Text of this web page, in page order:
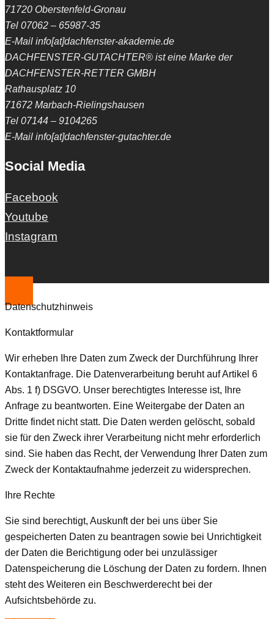
71720 Oberstenfeld-Gronau
Tel 07062 – 65987-35
E-Mail info[at]dachfenster-akademie.de
DACHFENSTER-GUTACHTER® ist eine Marke der
DACHFENSTER-RETTER GMBH
Rathausplatz 10
71672 Marbach-Rielingshausen
Tel 07144 – 9104265
E-Mail info[at]dachfenster-gutachter.de
Social Media
Facebook
Youtube
Instagram
Datenschutzhinweis
Kontaktformular
Wir erheben Ihre Daten zum Zweck der Durchführung Ihrer
Kontaktanfrage. Die Datenverarbeitung beruht auf Artikel 6
Abs. 1 f) DSGVO. Unser berechtigtes Interesse ist, Ihre
Anfrage zu beantworten. Eine Weitergabe der Daten an
Dritte findet nicht statt. Die Daten werden gelöscht, sobald
sie für den Zweck ihrer Verarbeitung nicht mehr erforderlich
sind. Sie haben das Recht, der Verwendung Ihrer Daten zum
Zweck der Kontaktaufnahme jederzeit zu widersprechen.
Ihre Rechte
Sie sind berechtigt, Auskunft der bei uns über Sie
gespeicherten Daten zu beantragen sowie bei Unrichtigkeit
der Daten die Berichtigung oder bei unzulässiger
Datenspeicherung die Löschung der Daten zu fordern. Ihnen
steht des Weiteren ein Beschwerderecht bei der
Aufsichtsbehörde zu.